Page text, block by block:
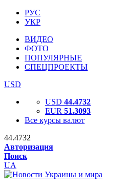
РУС
УКР
ВИДЕО
ФОТО
ПОПУЛЯРНЫЕ
СПЕЦПРОЕКТЫ
USD
USD 44.4732
EUR 51.3093
Все курсы валют
44.4732
Авторизация
Поиск
UA